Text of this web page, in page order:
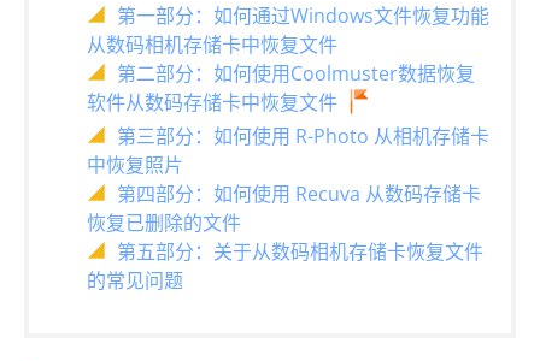
第一部分：如何通过Windows文件恢复功能
从数码相机存储卡中恢复文件
第二部分：如何使用Coolmuster数据恢复
软件从数码存储卡中恢复文件
第三部分：如何使用 R-Photo 从相机存储卡
中恢复照片
第四部分：如何使用 Recuva 从数码存储卡
恢复已删除的文件
第五部分：关于从数码相机存储卡恢复文件
的常见问题